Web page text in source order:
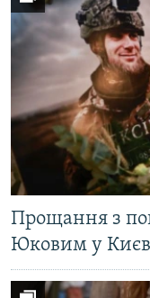
Прощання з
Юковим у